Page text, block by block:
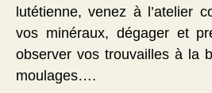
lutétienne, venez à l’atelier
vos minéraux, dégager et
observer vos trouvailles à la
moulages….